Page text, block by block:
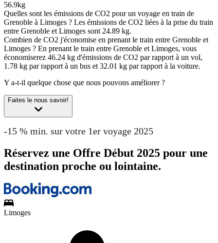
56.9kg
Quelles sont les émissions de CO2 pour un voyage en train de
Grenoble à Limoges ? Les émissions de CO2 liées à la prise du train
entre Grenoble et Limoges sont 24.89 kg.
Combien de CO2 j'économise en prenant le train entre Grenoble et
Limoges ? En prenant le train entre Grenoble et Limoges, vous
économiserez 46.24 kg d'émissions de CO2 par rapport à un vol,
1.78 kg par rapport à un bus et 32.01 kg par rapport à la voiture.
Y a-t-il quelque chose que nous pouvons améliorer ?
Faites le nous savoir!
-15 % min. sur votre 1er voyage 2025
Réservez une Offre Début 2025 pour une
destination proche ou lointaine.
Limoges